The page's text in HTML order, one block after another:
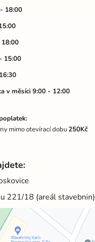
18:00
15:00
v měsíci 9:00 - 12:00
mimo otevírací dobu250Kč
221/18 (areál stavebnin)